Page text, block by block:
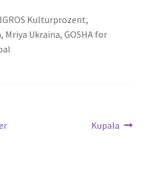
Kulturprozent,
Ukraina, GOSHA for
Kupala